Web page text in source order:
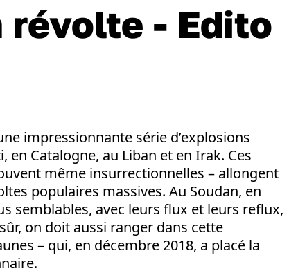
révolte - Edito
impressionnante série d’explosions
en Catalogne, au Liban et en Irak. Ces
même insurrectionnelles – allongent
populaires massives. Au Soudan, en
semblables, avec leurs flux et leurs reflux,
on doit aussi ranger dans cette
– qui, en décembre 2018, a placé la